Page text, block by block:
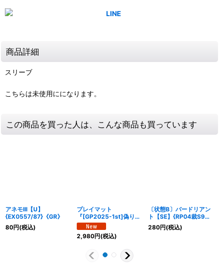
商品詳細
スリーブ
こちらは未使用にになります。
この商品を買った人は、こんな商品も買っています
アネモIII【U】
{EX0557/87}《GR》
80円(税込)
プレイマット
『[GP2025-1st]偽りの
希望鬼丸「終斗」』【サ
プライ】{-}
2,980円(税込)
〔状態B〕バードリアン
ト【SE】{RP04裁S9
秘/S10}《自然》
280円(税込)